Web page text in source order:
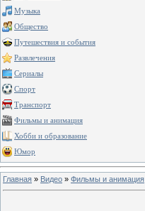
Музыка
Общество
Путешествия и события
Развлечения
Сериалы
Спорт
Транспорт
Фильмы и анимация
Хобби и образование
Юмор
Главная » Видео » Фильмы и анимация